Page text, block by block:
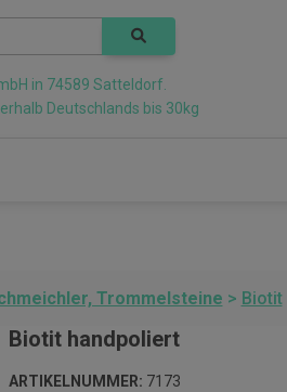
in 74589 Satteldorf.
Deutschlands bis 30kg
Trommelsteine > Biotit
Biotit handpoliert
ARTIKELNUMMER: 7173